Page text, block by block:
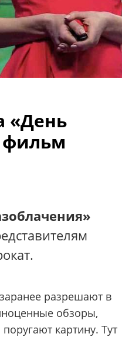
«День
фильм
разрешают в
обзоры,
картину. Тут